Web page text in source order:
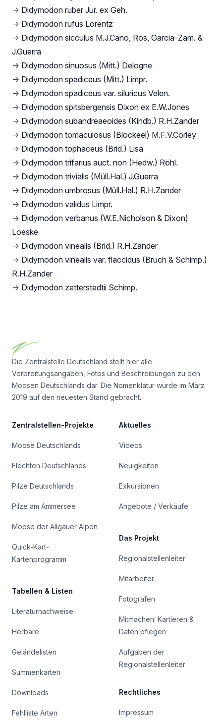
→ Didymodon ruber Jur. ex Geh.
→ Didymodon rufus Lorentz
→ Didymodon sicculus M.J.Cano, Ros, Garcia-Zam. &
J.Guerra
→ Didymodon sinuosus (Mitt.) Delogne
→ Didymodon spadiceus (Mitt.) Limpr.
→ Didymodon spadiceus var. siluricus Velen.
→ Didymodon spitsbergensis Dixon ex E.W.Jones
→ Didymodon subandreaeoides (Kindb.) R.H.Zander
→ Didymodon tomaculosus (Blockeel) M.F.V.Corley
→ Didymodon tophaceus (Brid.) Lisa
→ Didymodon trifarius auct. non (Hedw.) Röhl.
→ Didymodon trivialis (Müll.Hal.) J.Guerra
→ Didymodon umbrosus (Müll.Hal.) R.H.Zander
→ Didymodon validus Limpr.
→ Didymodon verbanus (W.E.Nicholson & Dixon)
Loeske
→ Didymodon vinealis (Brid.) R.H.Zander
→ Didymodon vinealis var. flaccidus (Bruch & Schimp.)
R.H.Zander
→ Didymodon zetterstedtii Schimp.
Die Zentralstelle Deutschland stellt hier alle
Verbreitungsangaben, Fotos und Beschreibungen zu den
Moosen Deutschlands dar. Die Nomenklatur wurde im März
2019 auf den neuesten Stand gebracht.
Zentralstellen-Projekte
Moose Deutschlands
Flechten Deutschlands
Pilze Deutschlands
Pilze am Ammersee
Moose der Allgäuer Alpen
Quick-Kart-
Kartenprogramm
Tabellen & Listen
Literaturnachweise
Herbare
Geländelisten
Summenkarten
Downloads
Fehlliste Arten
Aktuelles
Videos
Neuigkeiten
Exkursionen
Angebote / Verkäufe
Das Projekt
Regionalstellenleiter
Mitarbeiter
Fotografen
Mitmachen: Kartieren &
Daten pflegen
Aufgaben der
Regionalstellenleiter
Rechtliches
Impressum